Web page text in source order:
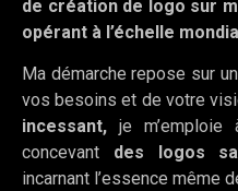
de création de logo sur
opérant à l’échelle
Ma démarche repose sur
vos besoins et de votre
incessant, je
concevant des logos
incarnant l’essence même